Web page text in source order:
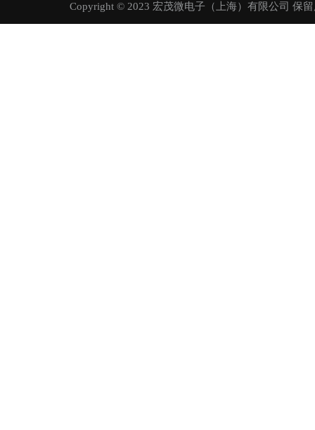
Copyright © 2023 宏茂微电子（上海）有限公司 保